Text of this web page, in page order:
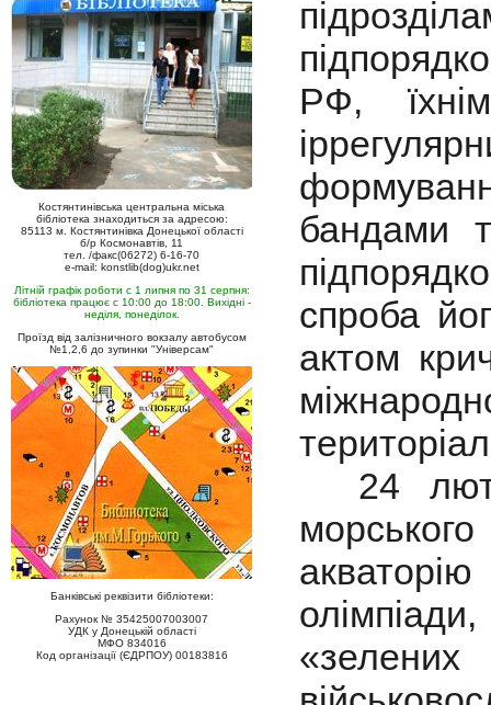
Костянтинівська центральна міська
бібліотека знаходиться за адресою:
85113 м. Костянтинівка Донецької області
б/р Космонавтів, 11
тел. /факс(06272) 6-16-70
e-mail: konstlib(dog)ukr.net
Літній графік роботи с 1 липня по 31 серпня:
бібліотека працює с 10:00 до 18:00. Вихідні -
неділя, понеділок.
Проїзд від залізничного вокзалу автобусом
№1,2,6 до зупинки "Універсам"
Банківські реквізити бібліотеки:
Рахунок № 35425007003007
УДК у Донецькій області
МФО 834016
Код організації (ЄДРПОУ) 00183816
РФ,
бандами
спроба
актом
24